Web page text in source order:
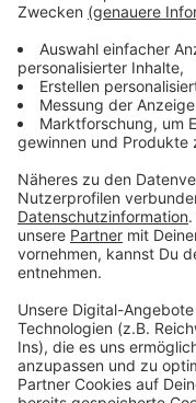
besten Chance den
hätten auch die
können.
"Das war ein
Helge Hohl nach
hochverdienten
vorletzter mit drei
SV 09: Stümer,
(74. Spiegel), Zahnen
SV Lippstadt:
(83. Kröner), Arenz
(57. Berisha),